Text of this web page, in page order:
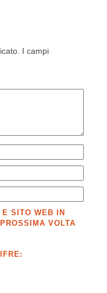
I campi
SITO WEB IN
VOLTA